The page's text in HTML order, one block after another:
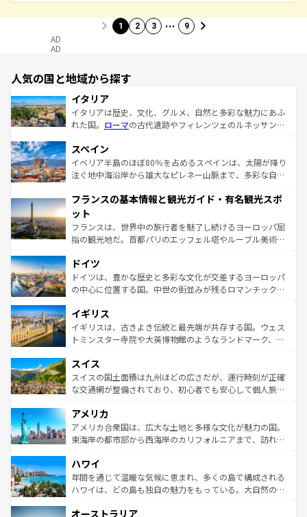
1 2 3 … 9
AD
AD
人気の国と地域から探す
イタリア
イタリアは歴史、文化、グルメ、自然と多彩な魅力にあふ
れた国。 ローマの古代遺跡やフィレンツェのルネッサンス
ろん、トスカーナの美しい田園風景やアマルフィ海岸の絶
景など、自然景観も見逃せない。観光の合間には、本場の
ピザやパスタなど、絶品のイタリア料理を堪能することも
ませてくれるイタリアで、忘れられない旅をしてみよう！
なお、新着のイタリア情報は
しい。
スペイン
イベリア半島のほぼ80％を占めるスペインは、太陽が降り
注ぐ地中海沿岸から雄大なピレネー山脈まで、多彩な自然
文化が根付くこの国では、情熱的なフラメンコ、熱気あふ
れる闘牛、そして美味しいタパスが生活の一部となってい
る。首都マドリードの洗練された雰囲気や、バルセロナの
アートに溢れた街角から、地方では古代ローマ遺跡や中世
せる。地方によって風土や気候が異なるスペインはその個
性で訪れる人を魅了する。 なお、新着のスペイン情報は コ
ンテンツ一覧を参照してほしい。
フランスの基本情報と観光ガイド・有名観光スポ
ット
フランスは、世界中の旅行者を魅了し続けるヨーロッパ屈
指の観光地だ。首都パリのエッフェル塔やルーブル美術館
で、幅広い魅力が詰まっている。華麗な宮殿、歴史的な大
聖堂、美しいビーチ、そして豊かな自然が、訪れる者を心
から魅了する。また、フランスは美食の国としても知ら
いる。シャンパンの発祥地であるランス、プロヴァンスの
香り高いラベンダー畑など、多彩な楽しみ方が可能だ。さ
らに、パリ以外の地域にも魅力が溢れており、どの街角に
れる地方に足を運ぶとそれぞれで全く異なる文化を体験で
きるだろう。 なお、新着のフランス情報はコンテンツ一覧
を参照してほしい。
ドイツ
ドイツは、豊かな歴史と多彩な文化が交差するヨーロッパ
の中心に位置する国。中世の街並みが残るロマンチック街
顔を持つこの国は、どこを歩いても飽きることがない。ベ
ルリンの文化的活気、バイエルン州のアルプスの絶景、そ
してライン川沿いのワイン畑といった風景は必見。ビール
は、お酒好きな人にはぜひ体験してほしい。 なお、新着の
ドイツ情報はコンテンツ一覧を参照してほしい。
イギリス
イギリスは、古きよき伝統と最先端が共存する国。ウェス
トミンスター寺院や大英博物館のようなランドマーク、歴
リアごとに異なる魅力がある。また、優雅なアフタヌーン
ティー、ビール好きにはたまらない英国パブ、サッカー観
戦など、本場だからこそできる体験も豊富。イギリスを旅
ンツ一覧を参照してほしい。
スイス
スイスの国土面積は九州ほどの広さだが、運行時刻が正確
な交通網が整備されており、初心者でも安心して個人旅行
の建物がそのまま残る町や、スイスならではのユニークな
博物館もあり、アルプス観光だけでなく町歩きも満喫する
ことができる。国民の所得が高いため物価も高いが、旅行
ば市内交通費無料で観光を楽しむこともできる。 なお、新
着のスイス情報はコンテンツ一覧 を参照してほしい。
アメリカ
アメリカ合衆国は、広大な土地と多様な文化が魅力の国。
東海岸の都市部から西海岸のカリフォルニアまで、訪れる
のような巨大都市は、観光、ショッピング、エンターテイ
ンメントが詰まった刺激的なスポットだ。一方、アメリカ
西部には大自然が広がり、グランドキャニオンやイエロー
部のニューオーリンズでは、音楽と美食が融合した独特の
ハワイ
年間を通じて温暖な気候に恵まれ、多くの島で構成される
ハワイは、どの島も独自の魅力をもっている。大自然の神
ワイ島は見逃せない。また、定番の観光地といえばオアフ
オーストラリア